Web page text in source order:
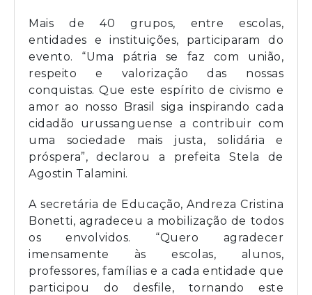
Mais de 40 grupos, entre escolas,
entidades e instituições, participaram do
evento. “Uma pátria se faz com união,
respeito e valorização das nossas
conquistas. Que este espírito de civismo e
amor ao nosso Brasil siga inspirando cada
cidadão urussanguense a contribuir com
uma sociedade mais justa, solidária e
próspera”, declarou a prefeita Stela de
Agostin Talamini.
A secretária de Educação, Andreza Cristina
Bonetti, agradeceu a mobilização de todos
os envolvidos. “Quero agradecer
imensamente às escolas, alunos,
professores, famílias e a cada entidade que
participou do desfile, tornando este